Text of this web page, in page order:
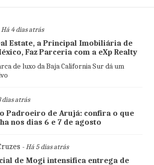
4 dias atrás
Estate, a Principal Imobiliária de
Faz Parceria com a eXp Realty
de luxo da Baja California Sur dá um
atrás
Padroeiro de Arujá: confira o que
nos dias 6 e 7 de agosto
- Há 5 dias atrás
de Mogi intensifica entrega de